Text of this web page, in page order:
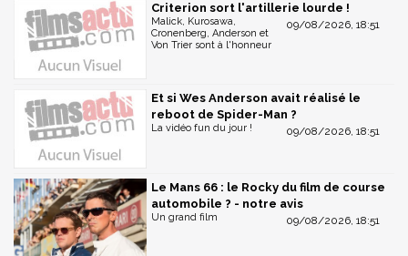
Criterion sort l'artillerie lourde !
09/08/2026, 18:51
Malick, Kurosawa,
Cronenberg, Anderson et
Von Trier sont à l'honneur
Et si Wes Anderson avait réalisé le
reboot de Spider-Man ?
09/08/2026, 18:51
La vidéo fun du jour !
Le Mans 66 : le Rocky du film de course
automobile ? - notre avis
09/08/2026, 18:51
Un grand film